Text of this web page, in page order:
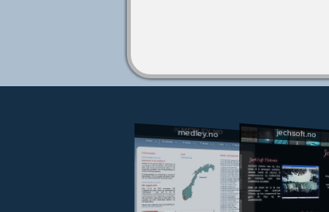
medley.no jechsoft.no